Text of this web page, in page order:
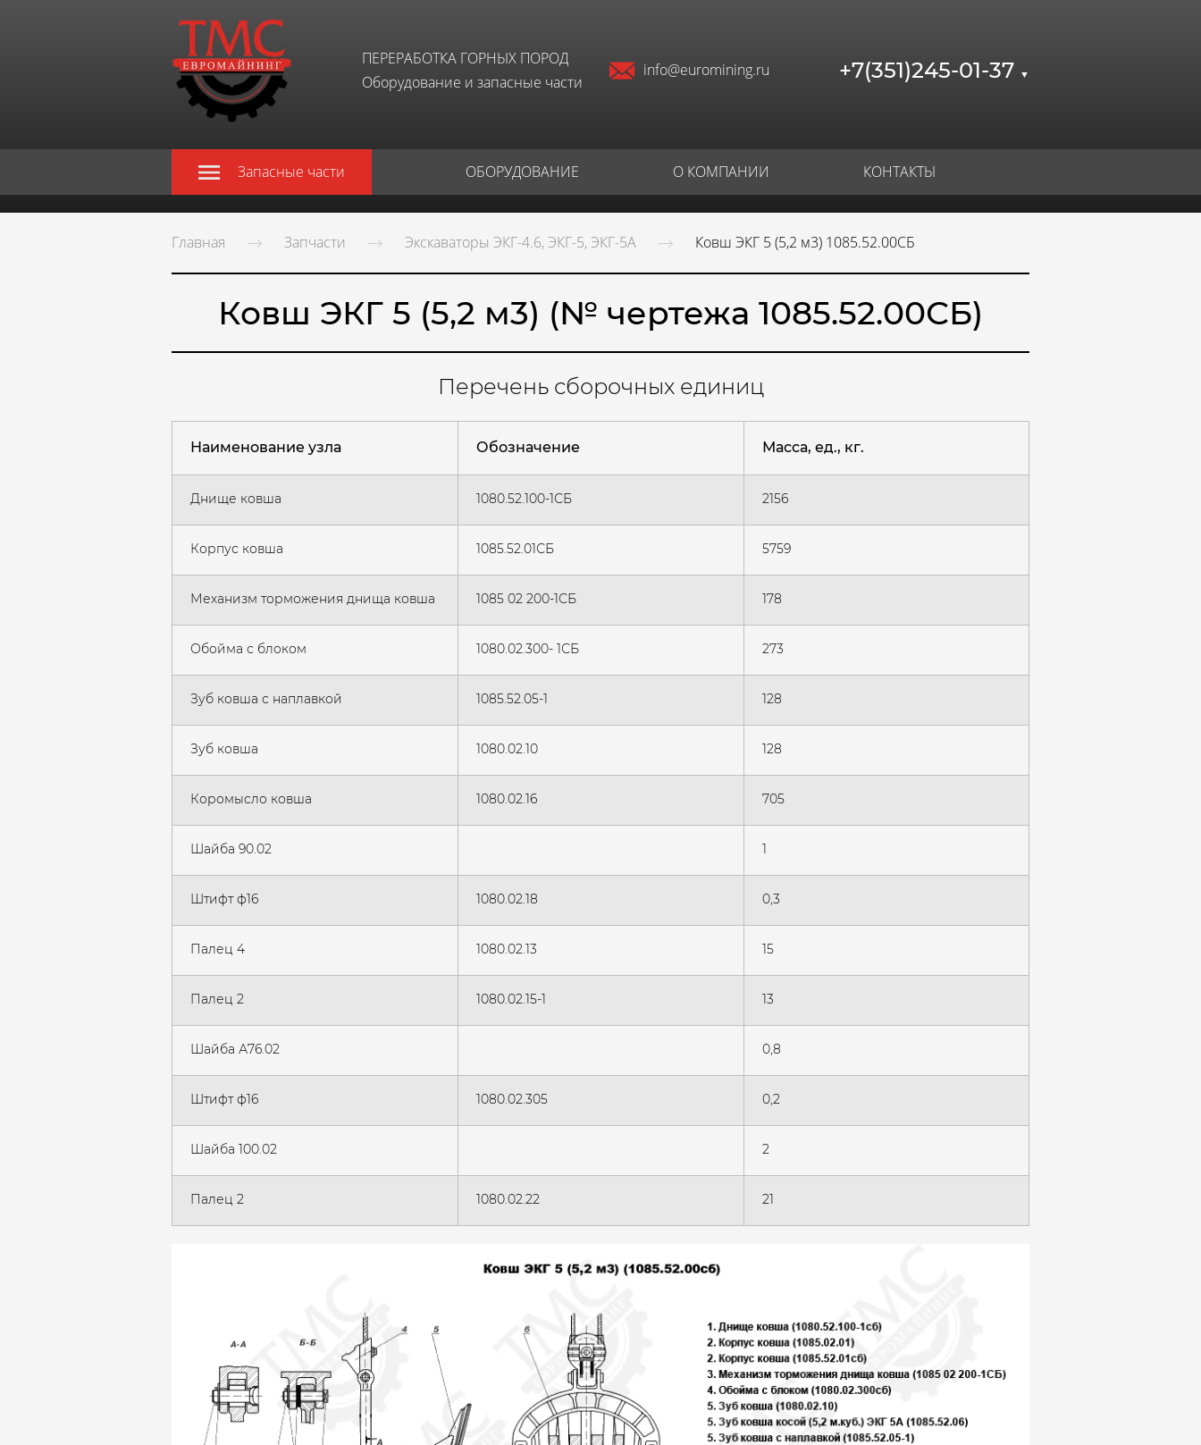
ПЕРЕРАБОТКА ГОРНЫХ ПОРОД
Оборудование и запасные части
info@euromining.ru +7(351)245-01-37 ▼
Запасные части ОБОРУДОВАНИЕ О КОМПАНИИ КОНТАКТЫ
Главная Запчасти Экскаваторы ЭКГ-4.6, ЭКГ-5, ЭКГ-5А Ковш ЭКГ 5 (5,2 м3) 1085.52.00СБ
Ковш ЭКГ 5 (5,2 м3) (№ чертежа 1085.52.00СБ)
Перечень сборочных единиц
Наименование узла Обозначение Масса, ед., кг.
Днище ковша 1080.52.100-1СБ 2156
Корпус ковша 1085.52.01СБ 5759
Механизм торможения днища ковша 1085 02 200-1СБ 178
Обойма с блоком 1080.02.300- 1СБ 273
Зуб ковша с наплавкой 1085.52.05-1 128
Зуб ковша 1080.02.10 128
Коромысло ковша 1080.02.16 705
Шайба 90.02 1
Штифт ф16 1080.02.18 0,3
Палец 4 1080.02.13 15
Палец 2 1080.02.15-1 13
Шайба А76.02 0,8
Штифт ф16 1080.02.305 0,2
Шайба 100.02 2
Палец 2 1080.02.22 21